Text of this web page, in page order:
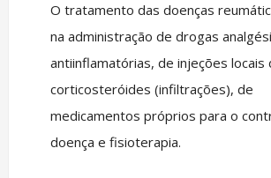
O tratamento das doenças
na administração de drogas
antiinflamatórias, de injeções locais
corticosteróides (infiltrações), de
medicamentos próprios para o
doença e fisioterapia.